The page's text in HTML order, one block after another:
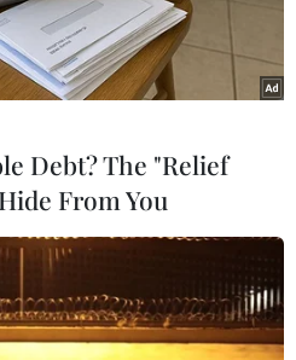
(Nguồn: newmalaysiatimes)
Debt? The "Relief
From You